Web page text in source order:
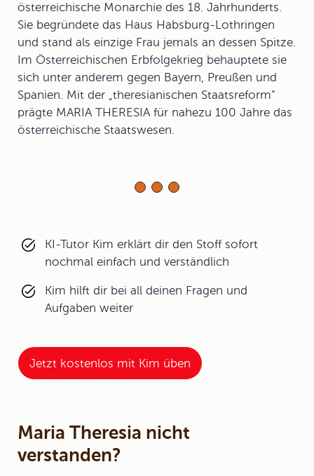
österreichische Monarchie des 18. Jahrhunderts.
Sie begründete das Haus Habsburg-Lothringen
und stand als einzige Frau jemals an dessen Spitze.
Im Österreichischen Erbfolgekrieg behauptete sie
sich unter anderem gegen Bayern, Preußen und
Spanien. Mit der „theresianischen Staatsreform“
prägte MARIA THERESIA für nahezu 100 Jahre das
österreichische Staatswesen.
KI-Tutor Kim erklärt dir den Stoff sofort
nochmal einfach und verständlich
Kim hilft dir bei all deinen Fragen und
Aufgaben weiter
Jetzt kostenlos mit Kim üben
Maria Theresia nicht
verstanden?